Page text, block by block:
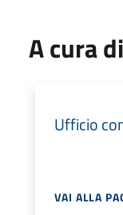
A cura di
Ufficio
VAI ALLA